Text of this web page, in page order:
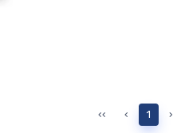
‹‹ ‹ 1 ›